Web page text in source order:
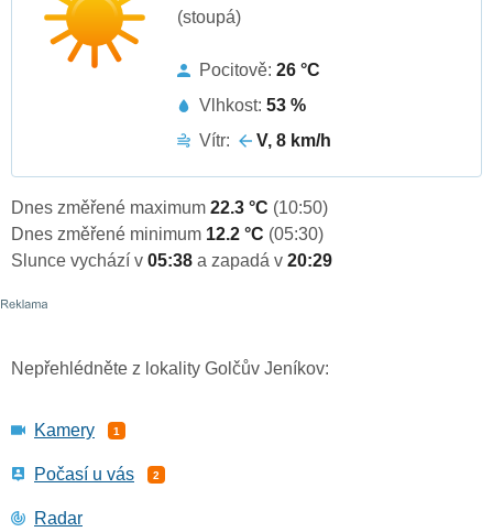
(stoupá)
Pocitově: 26 °C
Vlhkost: 53 %
Vítr:
V, 8 km/h
Dnes změřené maximum 22.3 °C (10:50)
Dnes změřené minimum 12.2 °C (05:30)
Slunce vychází v 05:38 a zapadá v 20:29
Nepřehlédněte z lokality Golčův Jeníkov:
Kamery 1
Počasí u vás 2
Radar